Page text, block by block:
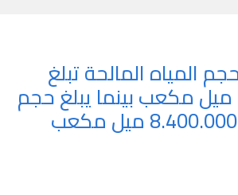
المياه المالحة تبلغ
308.400.000 ميل مكعب بينما يبلغ حجم
المياه العذبة 8.400.000 ميل مكعب